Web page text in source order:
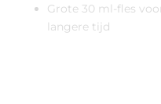
Grote 30 ml-fles
langere tijd